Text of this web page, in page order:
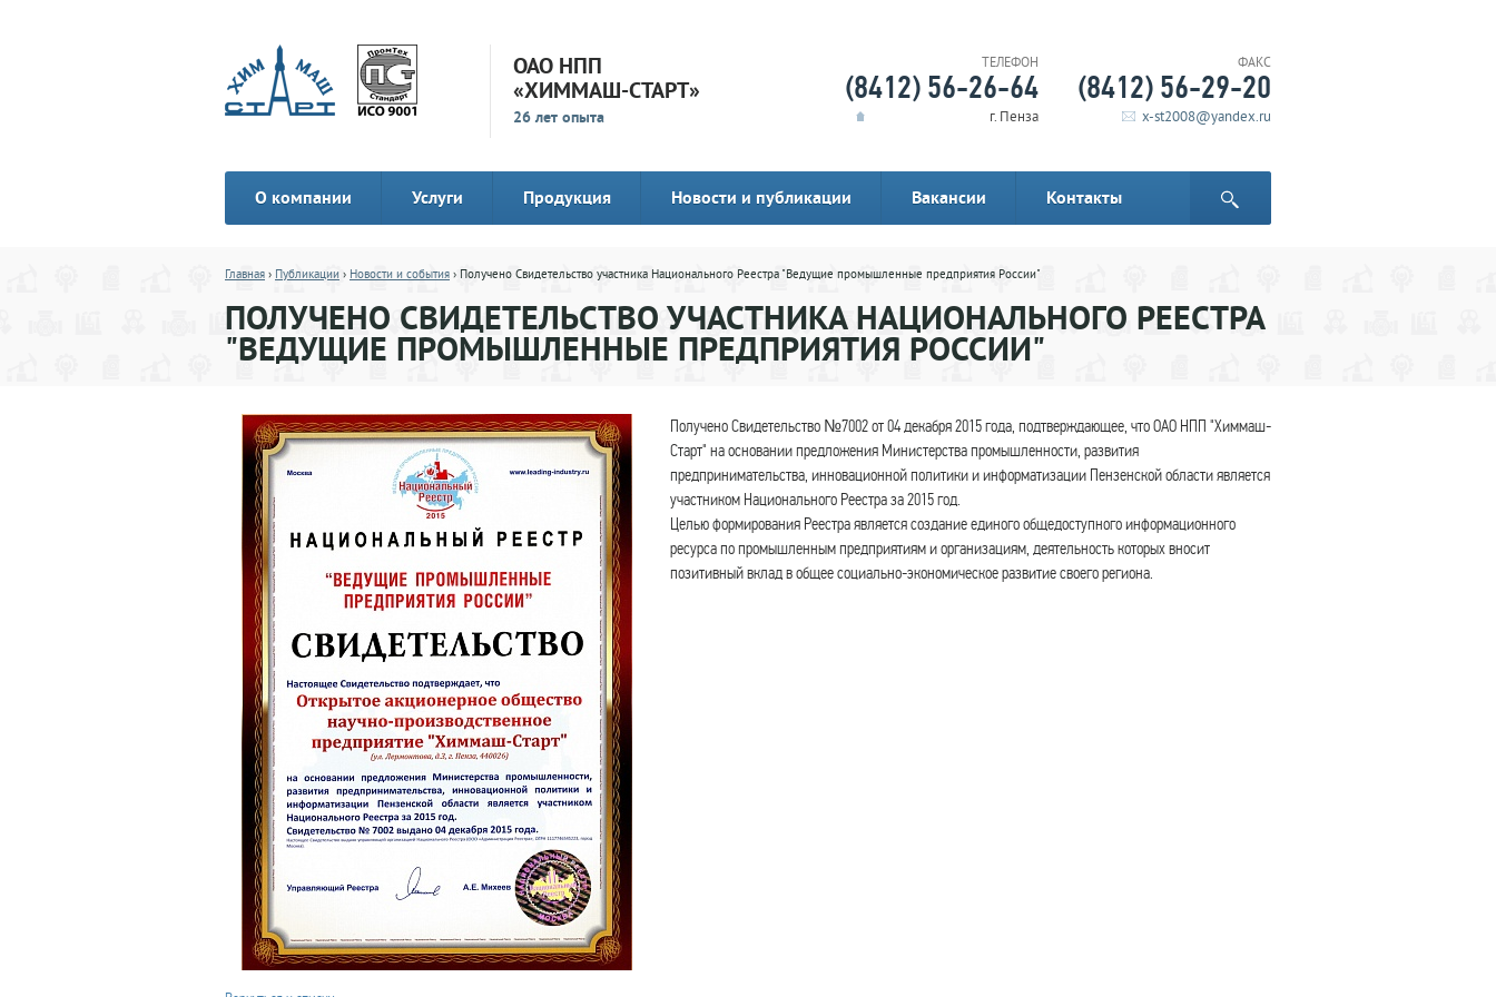
ОАО НПП
«ХИММАШ-СТАРТ»
26 лет опыта
ФАКС
(8412) 56-29-20
x-st2008@yandex.ru
ТЕЛЕФОН
(8412) 56-26-64
г. Пенза
О компании Услуги Продукция Новости и публикации Вакансии Контакты
Главная › Публикации › Новости и события › Получено Свидетельство участника Национального Реестра "Ведущие промышленные предприятия России"
ПОЛУЧЕНО СВИДЕТЕЛЬСТВО УЧАСТНИКА НАЦИОНАЛЬНОГО РЕЕСТРА
"ВЕДУЩИЕ ПРОМЫШЛЕННЫЕ ПРЕДПРИЯТИЯ РОССИИ"
Получено Свидетельство №7002 от 04 декабря 2015 года, подтверждающее, что ОАО НПП "Химмаш-
Старт" на основании предложения Министерства промышленности, развития
предпринимательства, инновационной политики и информатизации Пензенской области является
участником Национального Реестра за 2015 год.
Целью формирования Реестра является создание единого общедоступного информационного
ресурса по промышленным предприятиям и организациям, деятельность которых вносит
позитивный вклад в общее социально-экономическое развитие своего региона.